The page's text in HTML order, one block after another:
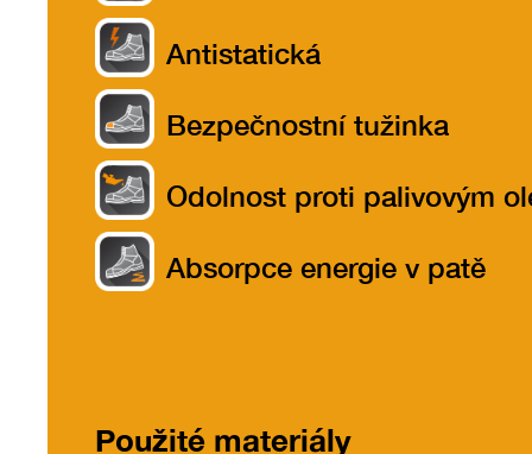
Antistatická
Bezpečnostní tužinka
Odolnost proti palivovým
Absorpce energie v patě
Použité materiály